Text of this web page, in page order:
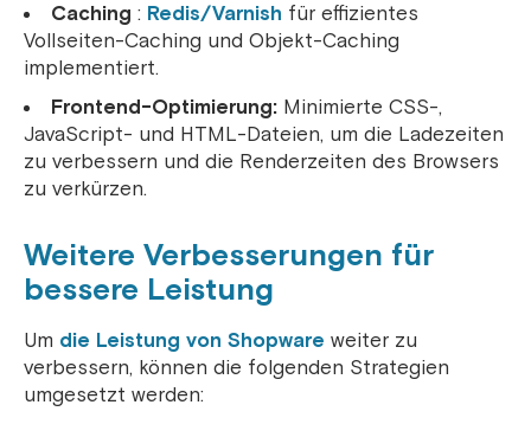
Caching : Redis/Varnish für effizientes
Vollseiten-Caching und Objekt-Caching
implementiert.
Frontend-Optimierung: Minimierte CSS-,
JavaScript- und HTML-Dateien, um die Ladezeiten
zu verbessern und die Renderzeiten des Browsers
zu verkürzen.
Weitere Verbesserungen für
bessere Leistung
Um die Leistung von Shopware weiter zu
verbessern, können die folgenden Strategien
umgesetzt werden: